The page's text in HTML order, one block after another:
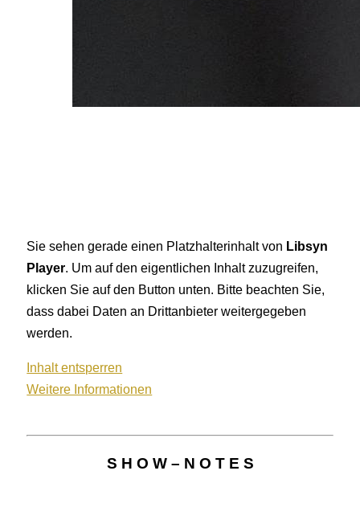
Sie sehen gerade einen Platzhalterinhalt von Libsyn
Player. Um auf den eigentlichen Inhalt zuzugreifen,
klicken Sie auf den Button unten. Bitte beachten Sie,
dass dabei Daten an Drittanbieter weitergegeben
werden.
Inhalt entsperren
Weitere Informationen
S H O W – N O T E S